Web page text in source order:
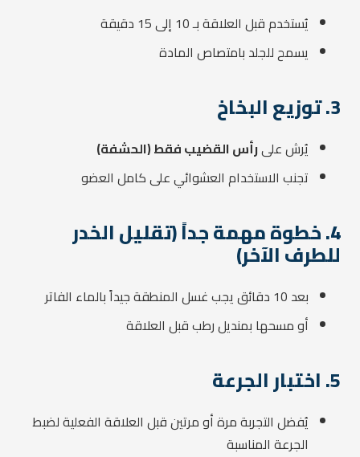
يُستخدم قبل العلاقة بـ 10 إلى 15 دقيقة
يسمح للجلد بامتصاص المادة
3. توزيع البخاخ
يُرش علىرأس القضيب فقط (الحشفة)
تجنب الاستخدام العشوائي على كامل العضو
4. خطوة مهمة جداً (تقليل الخدر
للطرف الآخر)
بعد 10 دقائق يجب غسل المنطقة جيداً بالماء الفاتر
أو مسحها بمنديل رطب قبل العلاقة
5. اختبار الجرعة
يُفضل التجربة مرة أو مرتين قبل العلاقة الفعلية لضبط
الجرعة المناسبة